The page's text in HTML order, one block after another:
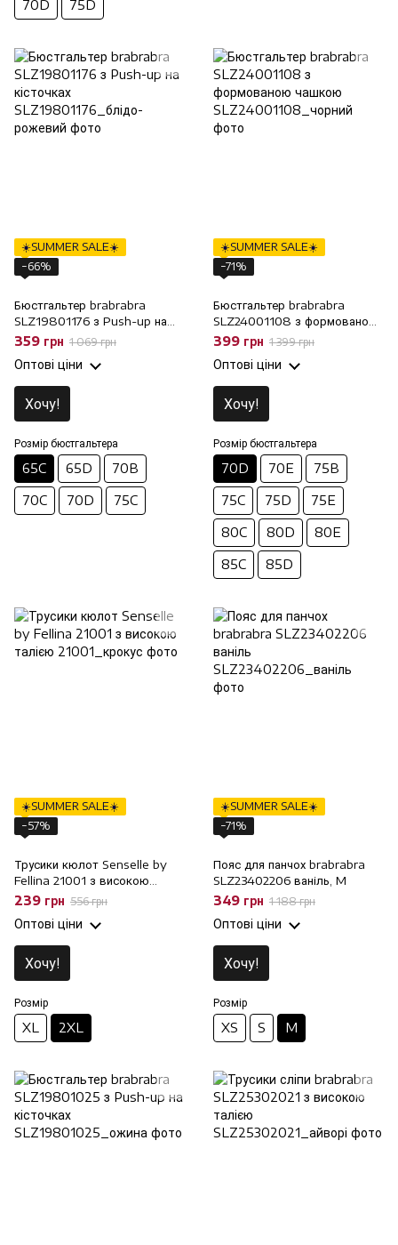
70D 75D
☀️SUMMER SALE☀️
−66%
Бюстгальтер brabrabra
SLZ19801176 з Push-up на
кісточках, 65C
359 грн 1 069 грн
Оптові ціни
Хочу!
Розмір бюстгальтера
65C 65D 70B
70C 70D 75C
☀️SUMMER SALE☀️
−71%
Бюстгальтер brabrabra
SLZ24001108 з формованою
чашкою, 70D
399 грн 1 399 грн
Оптові ціни
Хочу!
Розмір бюстгальтера
70D 70E 75B
75C 75D 75E
80C 80D 80E
85C 85D
☀️SUMMER SALE☀️
−57%
Трусики кюлот Senselle by
Fellina 21001 з високою
талією, 2XL
239 грн 556 грн
Оптові ціни
Хочу!
Розмір
XL 2XL
☀️SUMMER SALE☀️
−71%
Пояс для панчох brabrabra
SLZ23402206 ваніль, M
349 грн 1 188 грн
Оптові ціни
Хочу!
Розмір
XS S M